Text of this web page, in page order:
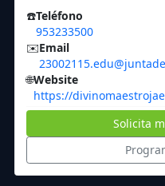
☎️Teléfono
953233500
✉️Email
🌐Website
https://
Solicita